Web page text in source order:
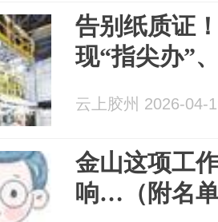
告别纸质证
现“指尖办”
云上胶州 2026-04-
金山这项工
响…（附名